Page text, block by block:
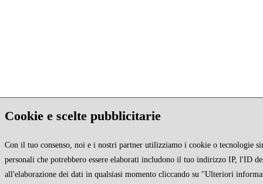
Cookie e scelte pubblicitarie
Con il tuo consenso, noi e i nostri partner utilizziamo i cookie o tecnologie
personali che potrebbero essere elaborati includono il tuo indirizzo IP, l'ID
all'elaborazione dei dati in qualsiasi momento cliccando su "Ulteriori